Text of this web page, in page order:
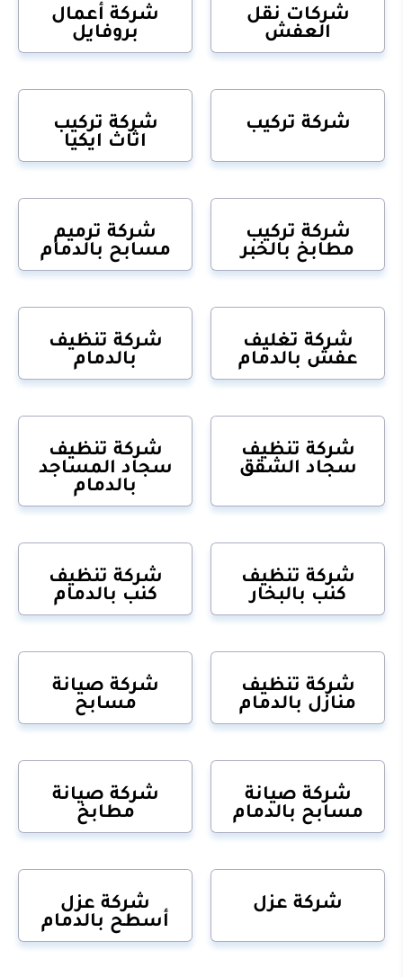
شركات نقل
العفش
شركة أعمال
بروفايل
شركة تركيب
شركة تركيب
اثاث ايكيا
شركة تركيب
مطابخ بالخبر
شركة ترميم
مسابح بالدمام
شركة تغليف
عفش بالدمام
شركة تنظيف
بالدمام
شركة تنظيف
سجاد الشقق
شركة تنظيف
سجاد المساجد
بالدمام
شركة تنظيف
كنب بالبخار
شركة تنظيف
كنب بالدمام
شركة تنظيف
منازل بالدمام
شركة صيانة
مسابح
شركة صيانة
مسابح بالدمام
شركة صيانة
مطابخ
شركة عزل
شركة عزل
أسطح بالدمام